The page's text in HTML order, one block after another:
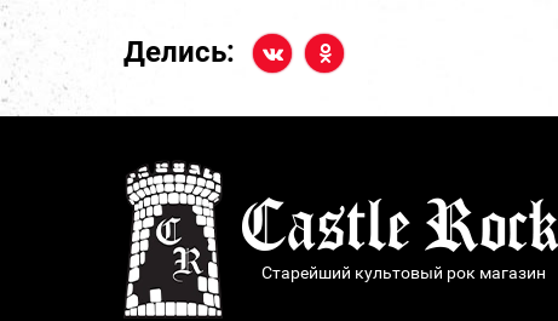
Делись:
Старейший культовый рок магазин